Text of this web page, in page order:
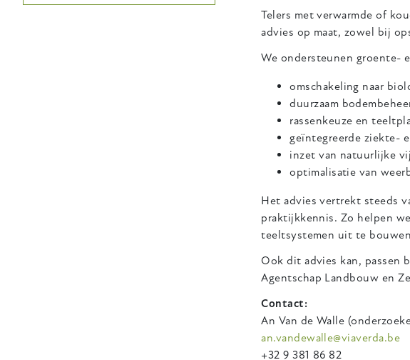
Telers met verwarmde of
advies op maat, zowel bij
We ondersteunen groente-
omschakeling naar
duurzaam
rassenkeuze en
geïntegreerde ziekte-
inzet van natuurlijke
optimalisatie van
Het advies vertrekt steeds
praktijkkennis. Zo helpen
teeltsystemen uit te
Ook dit advies kan, passen
Agentschap Landbouw en
Contact:
An Van de Walle
an.vandewalle@viaverda.be
+32 9 381 86 82